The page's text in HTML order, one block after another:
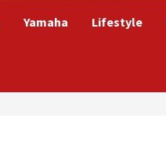
Yamaha Lifestyle